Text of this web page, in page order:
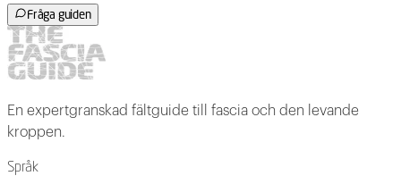
Fråga guiden
En expertgranskad fältguide till fascia och den levande
kroppen.
Språk